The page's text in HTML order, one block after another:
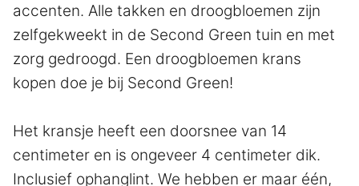
accenten. Alle takken en droogbloemen zijn
zelfgekweekt in de Second Green tuin en met
zorg gedroogd. Een droogbloemen krans
kopen doe je bij Second Green!
Het kransje heeft een doorsnee van 14
centimeter en is ongeveer 4 centimeter dik.
Inclusief ophanglint. We hebben er maar één,